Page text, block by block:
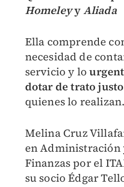
Homeleyy Aliada
Ella comprende
necesidad de
servicio y lo
dotar de trato
quienes lo realizan.
Melina Cruz
en Administración
Finanzas por el
su socio Édgar